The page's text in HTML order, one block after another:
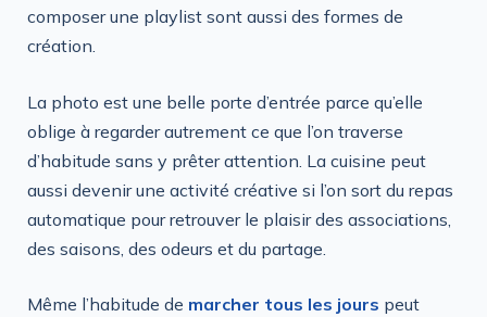
composer une playlist sont aussi des formes de
création.
La photo est une belle porte d’entrée parce qu’elle
oblige à regarder autrement ce que l’on traverse
d’habitude sans y prêter attention. La cuisine peut
aussi devenir une activité créative si l’on sort du repas
automatique pour retrouver le plaisir des associations,
des saisons, des odeurs et du partage.
Même l’habitude de marcher tous les jours peut